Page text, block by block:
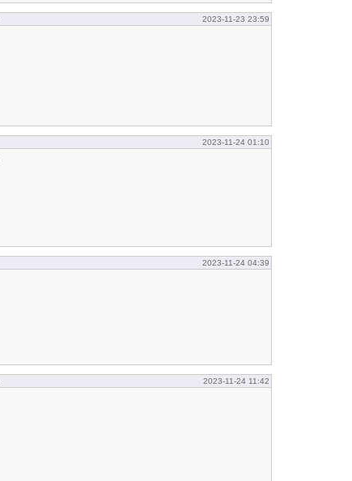
2023-11-23 23:59
2023-11-24 01:10
2023-11-24 04:39
2023-11-24 11:42